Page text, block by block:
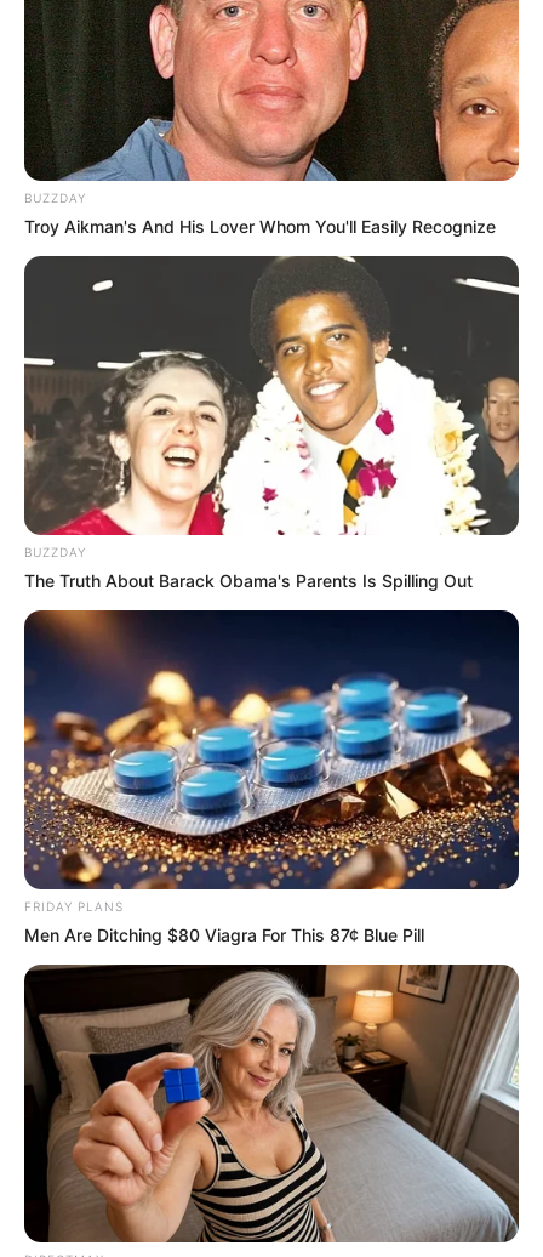
3 – Separe as sementes que gostaria que
estivessem no mosaico
4 – Vá preenchendo com sementes diferentes os
secar bem antes de usar!
5 – Se desejar, pode passar verniz geral para
artesanato sobre o mosaico após terminar. Isso
vai dar mais durabilidade à peça.
Está pronto nosso trabalho! Não ficou lindo?
Agora é só colocar sua planta preferida e decorar
BUZZDAY
Troy Aikman's And His Lover Whom You'll Easily Recognize
BUZZDAY
The Truth About Barack Obama's Parents Is Spilling Out
FRIDAY PLANS
Men Are Ditching $80 Viagra For This 87¢ Blue Pill